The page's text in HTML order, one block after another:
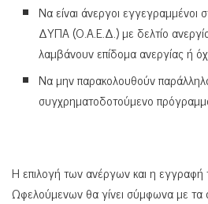
Να είναι άνεργοι
ΔΥΠΑ (Ο.Α.Ε.Δ.) με δελτίο
λαμβάνουν επίδομα ανεργίας ή
Να μην παρακολουθούν
συγχρηματοδοτούμενο
Η επιλογή των ανέργων και η
Ωφελούμενων θα γίνει σύμφωνα με τα